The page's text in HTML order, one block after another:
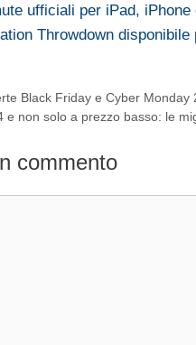
ufficiali per iPad,
Throwdown
Black Friday e Cyber Monday
e non solo a prezzo basso: le
commento